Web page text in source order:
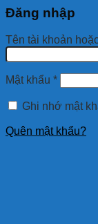
Đăng nhập
Tên tài khoản
Mật khẩu *
Ghi nhớ mật
Quên mật khẩu?